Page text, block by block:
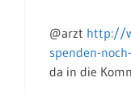
@arzt http://
spenden-
da in die